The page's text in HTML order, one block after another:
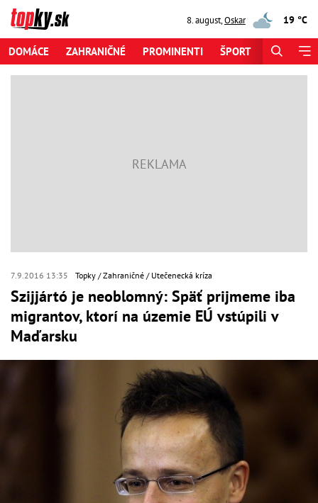
8. august,Oskar 19 °C
DOMÁCE ZAHRANIČNÉ PROMINENTI ŠPORT
7.9.2016 13:35 Topky Zahraničné Utečenecká kríza
Szijjártó je neoblomný: Späť prijmeme iba
migrantov, ktorí na územie EÚ vstúpili v
Maďarsku